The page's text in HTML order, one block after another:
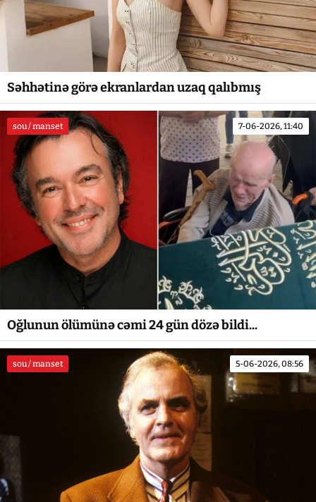
Səhhətinə görə ekranlardan uzaq qalıbmış
sou / manset 7-06-2026, 11:40
Oğlunun ölümünə cəmi 24 gün dözə bildi...
sou / manset 5-06-2026, 08:56